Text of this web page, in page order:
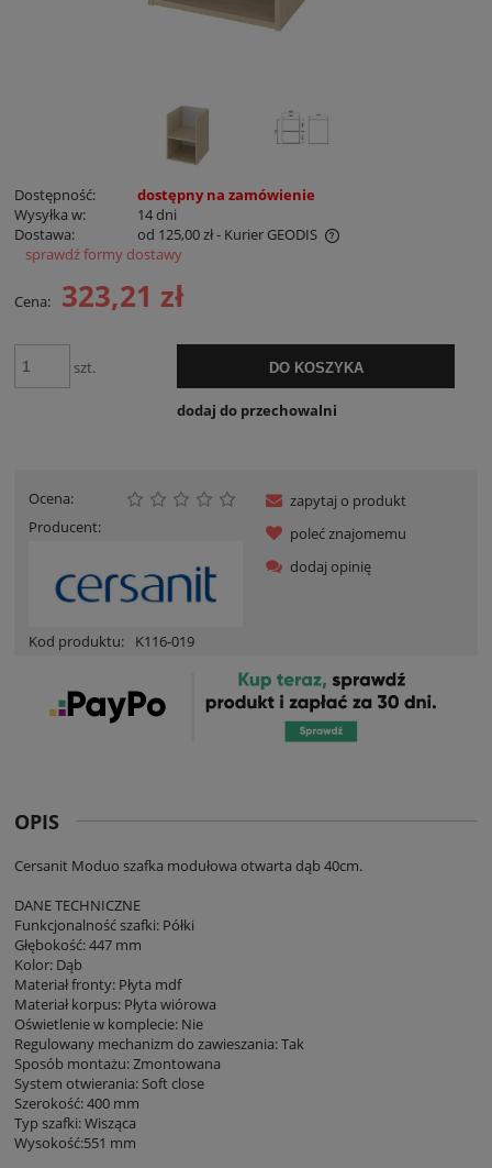
Dostępność:
dostępny na zamówienie
Wysyłka w:
14 dni
Dostawa:
od 125,00 zł- Kurier GEODIS
Cena nie zawiera ewentualnych kosztów płatności
sprawdź formy dostawy
Cena: 323,21 zł
szt. DO KOSZYKA
dodaj do przechowalni
Ocena:
Producent:
Kod produktu: K116-019
zapytaj o produkt
poleć znajomemu
dodaj opinię
OPIS
Cersanit Moduo szafka modułowa otwarta dąb 40cm.
DANE TECHNICZNE
Funkcjonalność szafki: Półki
Głębokość: 447 mm
Kolor: Dąb
Materiał fronty: Płyta mdf
Materiał korpus: Płyta wiórowa
Oświetlenie w komplecie: Nie
Regulowany mechanizm do zawieszania: Tak
Sposób montażu: Zmontowana
System otwierania: Soft close
Szerokość: 400 mm
Typ szafki: Wisząca
Wysokość:551 mm